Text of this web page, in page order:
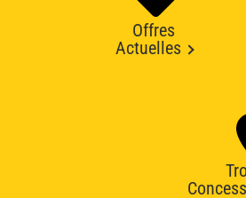
Offres
Actuelles